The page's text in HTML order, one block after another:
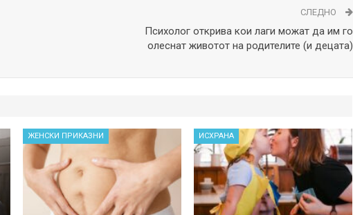
СЛЕДНО
Психолог открива кои лаги можат да им го
олеснат животот на родителите (и децата)
ЖЕНСКИ ПРИКАЗНИ ИСХРАНА